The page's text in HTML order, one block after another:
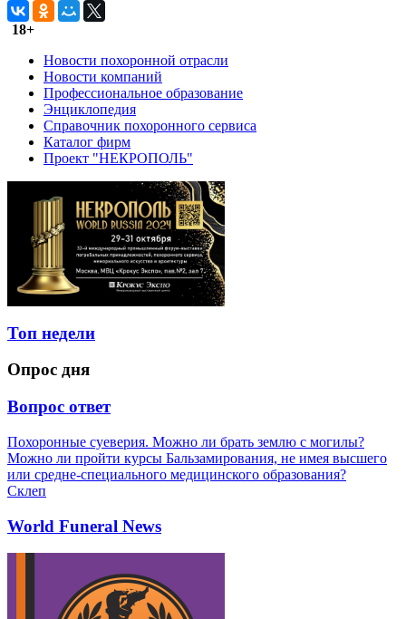
18+
Новости похоронной отрасли
Новости компаний
Профессиональное образование
Энциклопедия
Справочник похоронного сервиса
Каталог фирм
Проект "НЕКРОПОЛЬ"
Топ недели
Опрос дня
Вопрос ответ
Похоронные суеверия. Можно ли брать землю с могилы?
Можно ли пройти курсы Бальзамирования, не имея высшего
или средне-специального медицинского образования?
Склеп
World Funeral News